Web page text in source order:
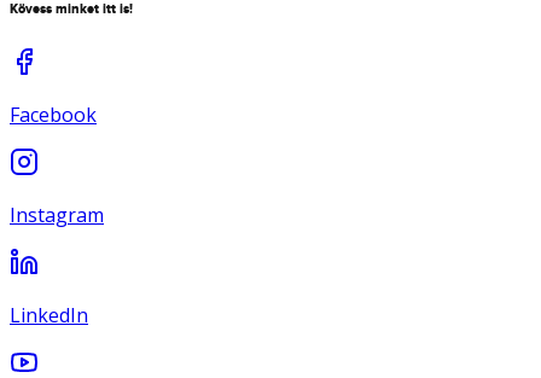
Kövess minket itt is!
Facebook
Instagram
LinkedIn